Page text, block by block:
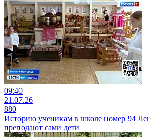
09:40
21.07.26
880
Историю ученикам в школе номер 94
преподают сами дети